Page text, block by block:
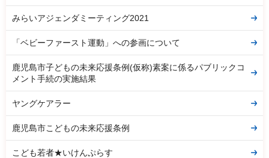
みらいアジェンダミーティング2021
「ベビーファースト運動」への参画について
鹿児島市子どもの未来応援条例(仮称)素案に係るパブリックコ
メント手続の実施結果
ヤングケアラー
鹿児島市こどもの未来応援条例
こども若者★いけんぷらす